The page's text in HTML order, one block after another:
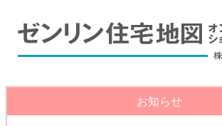
お知らせ